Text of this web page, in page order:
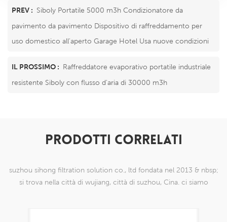
PREV : Siboly Portatile 5000 m3h Condizionatore da
pavimento da pavimento Dispositivo di raffreddamento per
uso domestico all'aperto Garage Hotel Usa nuove condizioni
IL PROSSIMO : Raffreddatore evaporativo portatile industriale
resistente Siboly con flusso d'aria di 30000 m3h
PRODOTTI CORRELATI
suzhou sihong filtration solution co., ltd fondata nel 2013 & nbsp;
si trova nella città di wujiang, città di suzhou, Cina. ci siamo